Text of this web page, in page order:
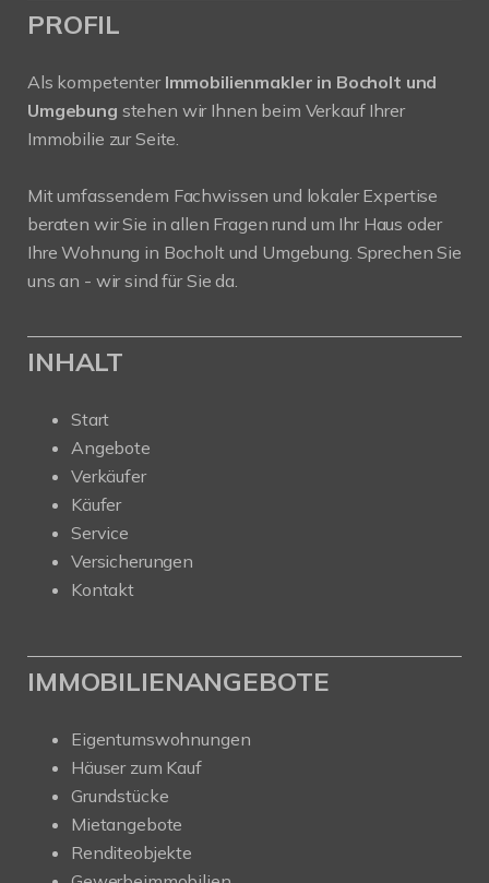
PROFIL
Als kompetenter Immobilienmakler in Bocholt und
Umgebung stehen wir Ihnen beim Verkauf Ihrer
Immobilie zur Seite.
Mit umfassendem Fachwissen und lokaler Expertise
beraten wir Sie in allen Fragen rund um Ihr Haus oder
Ihre Wohnung in Bocholt und Umgebung. Sprechen Sie
uns an - wir sind für Sie da.
INHALT
Start
Angebote
Verkäufer
Käufer
Service
Versicherungen
Kontakt
IMMOBILIENANGEBOTE
Eigentumswohnungen
Häuser zum Kauf
Grundstücke
Mietangebote
Renditeobjekte